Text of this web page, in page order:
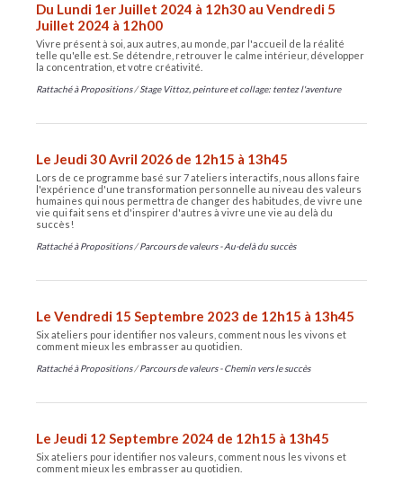
Du Lundi 1er Juillet 2024 à 12h30 au Vendredi 5
Juillet 2024 à 12h00
Vivre présent à soi, aux autres, au monde, par l'accueil de la réalité
telle qu'elle est. Se détendre, retrouver le calme intérieur, développer
la concentration, et votre créativité.
Rattaché à Propositions /Stage Vittoz, peinture et collage: tentez l'aventure
Le Jeudi 30 Avril 2026 de 12h15 à 13h45
Lors de ce programme basé sur 7 ateliers interactifs, nous allons faire
l'expérience d'une transformation personnelle au niveau des valeurs
humaines qui nous permettra de changer des habitudes, de vivre une
vie qui fait sens et d'inspirer d'autres à vivre une vie au delà du
succès!
Rattaché à Propositions /Parcours de valeurs - Au-delà du succès
Le Vendredi 15 Septembre 2023 de 12h15 à 13h45
Six ateliers pour identifier nos valeurs, comment nous les vivons et
comment mieux les embrasser au quotidien.
Rattaché à Propositions /Parcours de valeurs - Chemin vers le succès
Le Jeudi 12 Septembre 2024 de 12h15 à 13h45
Six ateliers pour identifier nos valeurs, comment nous les vivons et
comment mieux les embrasser au quotidien.